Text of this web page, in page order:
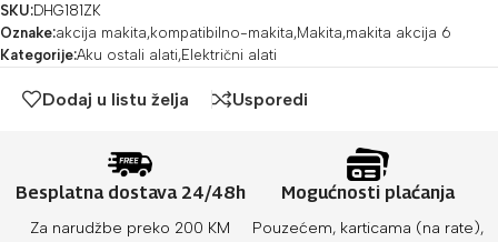
SKU:DHG181ZK
Oznake:akcija makita,kompatibilno-makita,Makita,makita akcija 6
Kategorije:Aku ostali alati,Električni alati
Dodaj u listu želja Usporedi
Besplatna dostava 24/48h
Za narudžbe preko 200 KM
Mogućnosti plaćanja
Pouzećem, karticama (na rate),